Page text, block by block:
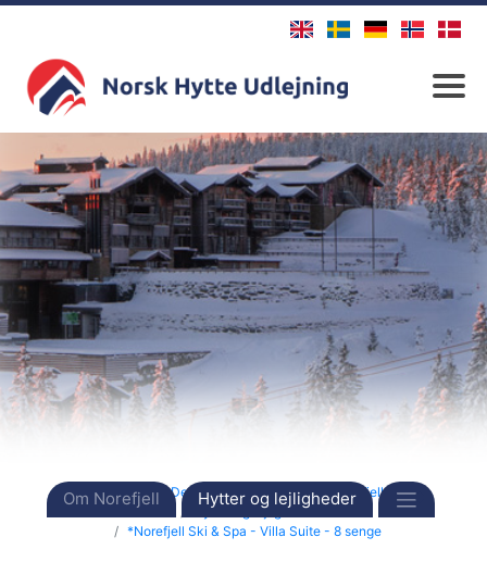
Om Norefjell Hytter og lejligheder
Forside Destinationer Norge
Norefjell
Hytter og lejligheder
*Norefjell Ski & Spa - Villa Suite - 8 senge